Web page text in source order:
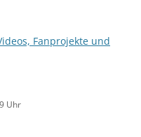
Fanprojekte und
Uhr